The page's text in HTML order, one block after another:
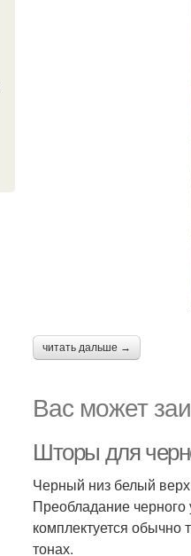
читать дальше →
Вас может
Шторы для
Черный низ белый верх
Преобладание
комплектуется
тонах.